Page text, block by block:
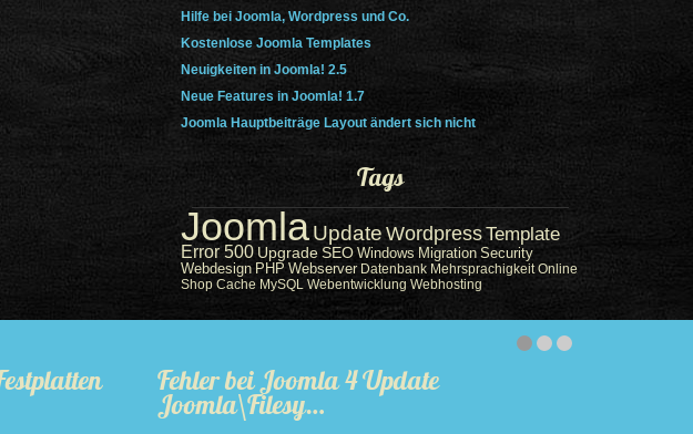
Hilfe bei Joomla, Wordpress und Co.
Kostenlose Joomla Templates
Neuigkeiten in Joomla! 2.5
Neue Features in Joomla! 1.7
Joomla Hauptbeiträge Layout ändert sich nicht
Tags
JoomlaUpdateWordpressTemplate
Error 500 Upgrade SEO Windows Migration Security
Webdesign PHP Webserver Datenbank Mehrsprachigkeit Online
Shop Cache MySQL Webentwicklung Webhosting
Fehler bei Joomla 4 Update
Joomla\Filesy…